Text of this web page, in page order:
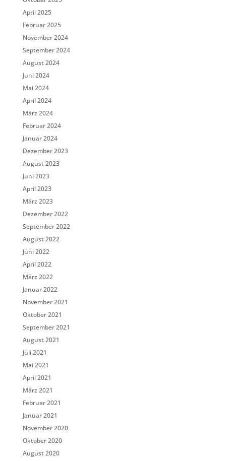
April 2025
Februar 2025
November 2024
September 2024
August 2024
Juni 2024
Mai 2024
April 2024
März 2024
Februar 2024
Januar 2024
Dezember 2023
August 2023
Juni 2023
April 2023
März 2023
Dezember 2022
September 2022
August 2022
Juni 2022
April 2022
März 2022
Januar 2022
November 2021
Oktober 2021
September 2021
August 2021
Juli 2021
Mai 2021
April 2021
März 2021
Februar 2021
Januar 2021
November 2020
Oktober 2020
August 2020